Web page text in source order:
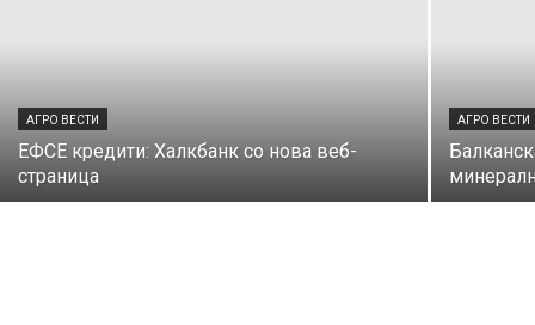
АГРО ВЕСТИ
ЕФСЕ кредити: Халкбанк со нова веб-
страница
АГРО ВЕСТИ